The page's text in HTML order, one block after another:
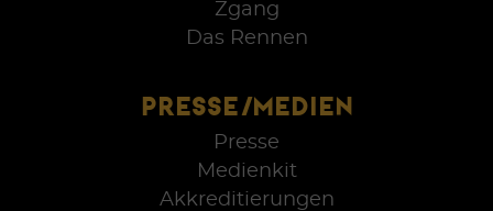
Zgang
Das Rennen
PRESSE/MEDIEN
Presse
Medienkit
Akkreditierungen